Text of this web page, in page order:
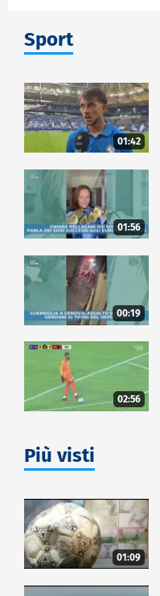
Sport
01:42
01:56
00:19
02:56
Più visti
01:09